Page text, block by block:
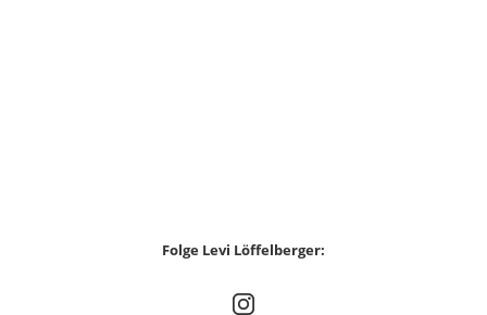
Folge Levi Löffelberger: